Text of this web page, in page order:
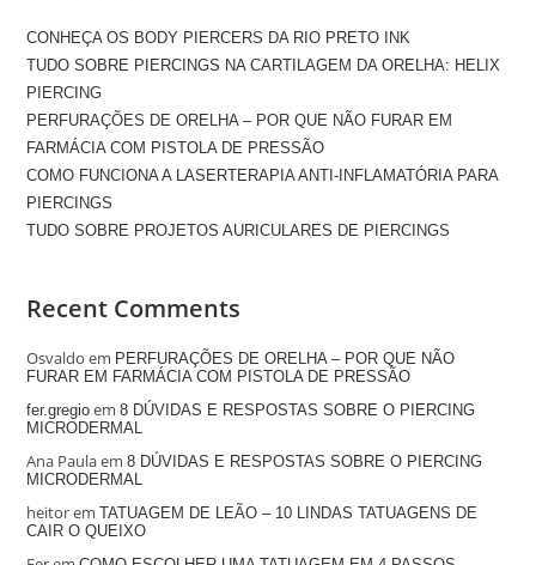
CONHEÇA OS BODY PIERCERS DA RIO PRETO INK
TUDO SOBRE PIERCINGS NA CARTILAGEM DA ORELHA: HELIX
PIERCING
PERFURAÇÕES DE ORELHA – POR QUE NÃO FURAR EM
FARMÁCIA COM PISTOLA DE PRESSÃO
COMO FUNCIONA A LASERTERAPIA ANTI-INFLAMATÓRIA PARA
PIERCINGS
TUDO SOBRE PROJETOS AURICULARES DE PIERCINGS
Recent Comments
Osvaldo em PERFURAÇÕES DE ORELHA – POR QUE NÃO
FURAR EM FARMÁCIA COM PISTOLA DE PRESSÃO
fer.gregio em8 DÚVIDAS E RESPOSTAS SOBRE O PIERCING
MICRODERMAL
Ana Paulaem8 DÚVIDAS E RESPOSTAS SOBRE O PIERCING
MICRODERMAL
heitoremTATUAGEM DE LEÃO – 10 LINDAS TATUAGENS DE
CAIR O QUEIXO